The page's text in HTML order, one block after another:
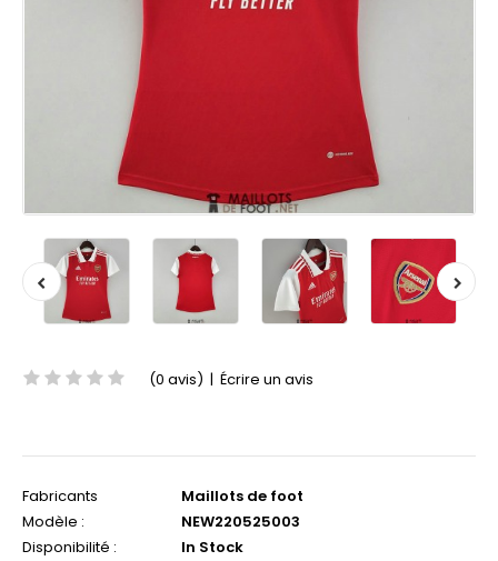
(0 avis) | Écrire un avis
Fabricants
Maillots de foot
Modèle :
NEW220525003
Disponibilité :
In Stock